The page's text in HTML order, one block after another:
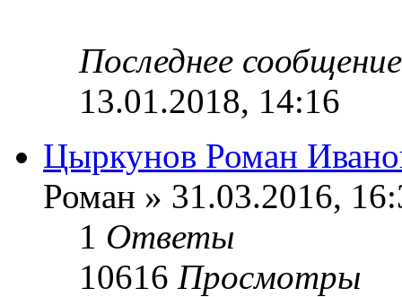
Последнее
13.01.2018, 14:16
Цыркунов Роман
Роман » 31.03.2016,
1 Ответы
10616 Просмотры